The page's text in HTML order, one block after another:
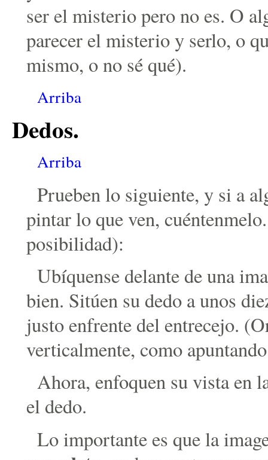
ser el misterio pero no es. O
parecer el misterio y serlo, o
mismo, o no sé qué).
Arriba
Dedos.
Arriba
Prueben lo siguiente, y si a
pintar lo que ven,
posibilidad):
Ubíquense delante de una
bien. Sitúen su dedo a unos
justo enfrente del entrecejo.
verticalmente, como
Ahora, enfoquen su vista en
el dedo.
Lo importante es que la